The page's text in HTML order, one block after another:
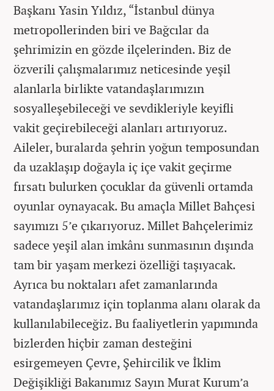
Başkanı Yasin Yıldız, “İstanbul dünya
metropollerinden biri ve Bağcılar da
şehrimizin en gözde ilçelerinden. Biz de
özverili çalışmalarımız neticesinde yeşil
alanlarla birlikte vatandaşlarımızın
sosyalleşebileceği ve sevdikleriyle keyifli
vakit geçirebileceği alanları artırıyoruz.
Aileler, buralarda şehrin yoğun temposundan
da uzaklaşıp doğayla iç içe vakit geçirme
fırsatı bulurken çocuklar da güvenli ortamda
oyunlar oynayacak. Bu amaçla Millet Bahçesi
sayımızı 5’e çıkarıyoruz. Millet Bahçelerimiz
sadece yeşil alan imkânı sunmasının dışında
tam bir yaşam merkezi özelliği taşıyacak.
Ayrıca bu noktaları afet zamanlarında
vatandaşlarımız için toplanma alanı olarak da
kullanılabileceğiz. Bu faaliyetlerin yapımında
bizlerden hiçbir zaman desteğini
esirgemeyen Çevre, Şehircilik ve İklim
Değişikliği Bakanımız Sayın Murat Kurum’a